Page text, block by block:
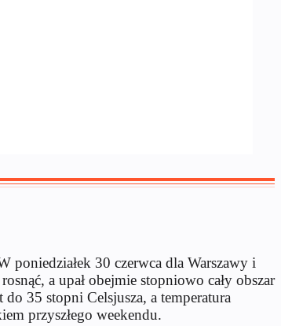
poniedziałek 30 czerwca dla Warszawy i
a upał obejmie stopniowo cały obszar
35 stopni Celsjusza, a temperatura
przyszłego weekendu.